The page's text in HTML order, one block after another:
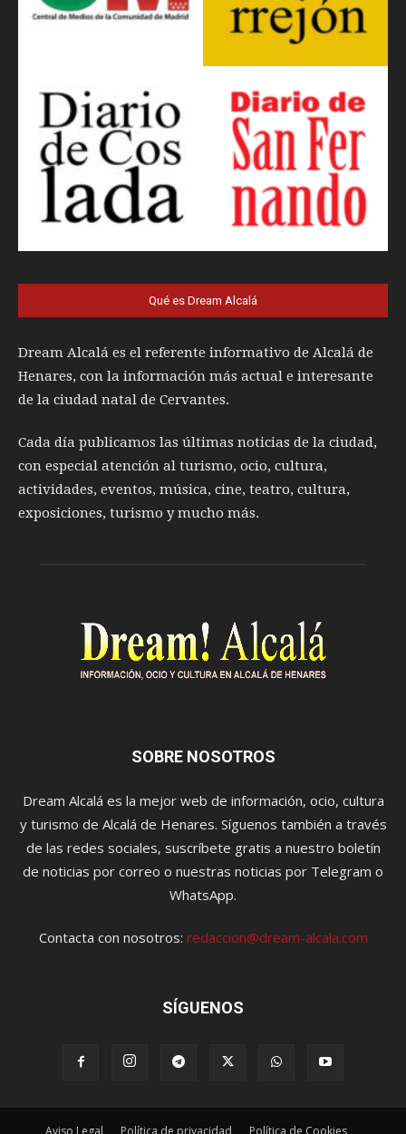
Qué es Dream Alcalá
Dream Alcalá es el referente informativo de Alcalá de
Henares, con la información más actual e interesante
de la ciudad natal de Cervantes.
Cada día publicamos las últimas noticias de la ciudad,
con especial atención al turismo, ocio, cultura,
actividades, eventos, música, cine, teatro, cultura,
exposiciones, turismo y mucho más.
SOBRE NOSOTROS
Dream Alcalá es la mejor web de información, ocio, cultura
y turismo de Alcalá de Henares. Síguenos también a través
de las redes sociales, suscríbete gratis a nuestro boletín
de noticias por correo o nuestras noticias por Telegram o
WhatsApp.
Contacta con nosotros: redaccion@dream-alcala.com
SÍGUENOS